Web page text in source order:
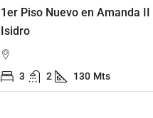
1er Piso Nuevo en Amanda
Isidro
3 2 130 Mts